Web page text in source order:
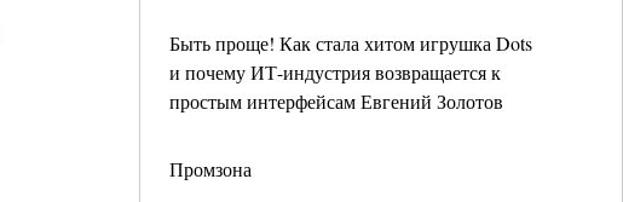
Быть проще! Как стала хитом игрушка Dots
и почему ИТ-индустрия возвращается к
простым интерфейсам Евгений Золотов
Промзона